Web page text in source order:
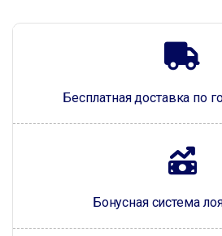
Бесплатная доставка по
Бонусная система